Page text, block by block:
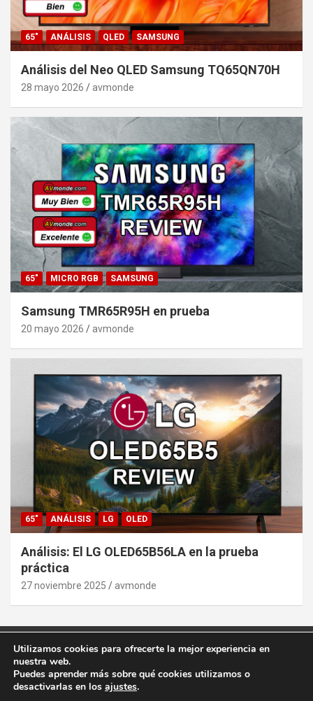
65" ANÁLISIS QLED SAMSUNG
Análisis del Neo QLED Samsung TQ65QN70H
28 mayo 2026 avmonde
65" MICRO RGB SAMSUNG
Samsung TMR65R95H en prueba
20 mayo 2026 avmonde
65" ANÁLISIS LG OLED
Análisis: El LG OLED65B56LA en la prueba
práctica
27 noviembre 2025 avmonde
Copyright ©2026AVMonde.com | Descubre las Últimas
Pruebas en Televisores y Cine en Casa
Tema por:Theme Horse
Utilizamos cookies para ofrecerte la mejor experiencia en
nuestra web.
Puedes aprender más sobre qué cookies utilizamos o
desactivarlas en los ajustes.